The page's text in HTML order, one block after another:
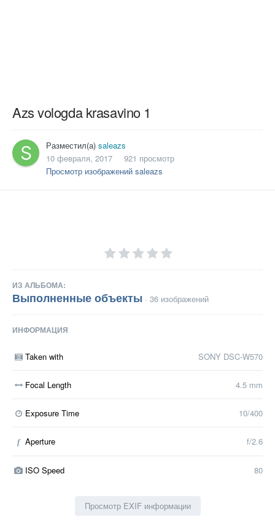
Azs vologda krasavino 1
Разместил(а) saleazs
10 февраля, 2017
921 просмотр
Просмотр изображений saleazs
ИЗ АЛЬБОМА:
Выполненные объекты · 36 изображений
ИНФОРМАЦИЯ
Taken with SONY DSC-W570
Focal Length 4.5 mm
Exposure Time 10/400
f Aperture f/2.6
ISO Speed 80
Просмотр EXIF информации